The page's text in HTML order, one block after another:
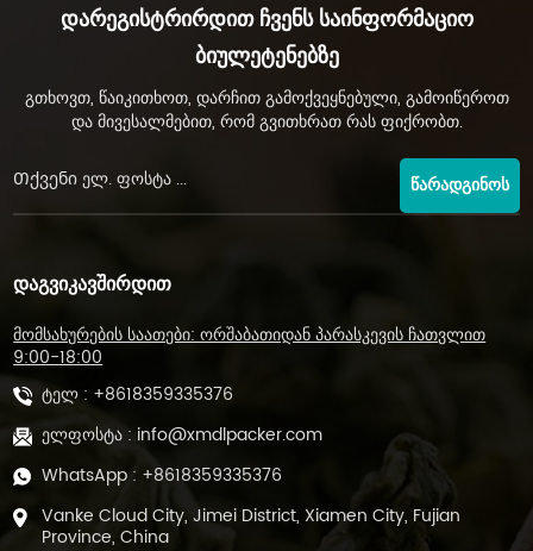
Დარეგისტრირდით Ჩვენს Საინფორმაციო
Ბიულეტენებზე
გთხოვთ, წაიკითხოთ, დარჩით გამოქვეყნებული, გამოიწეროთ
და მივესალმებით, რომ გვითხრათ რას ფიქრობთ.
ᲬᲐᲠᲐᲓᲒᲘᲜᲝᲡ
ᲓᲐᲒᲕᲘᲙᲐᲕᲨᲘᲠᲓᲘᲗ
მომსახურების საათები: ორშაბათიდან პარასკევის ჩათვლით
9:00-18:00
ტელ : +8618359335376
ელფოსტა : info@xmdlpacker.com
WhatsApp : +8618359335376
Vanke Cloud City, Jimei District, Xiamen City, Fujian
Province, China